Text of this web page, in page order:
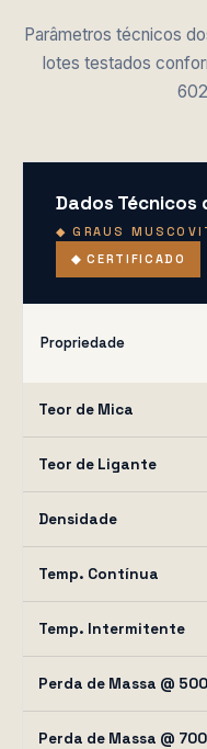
Parâmetros técnicos
lotes testados
Dados Técnicos
◆ GRAUS
◆ CERTIFICADO
Propriedade
Teor de Mica
Teor de Ligante
Densidade
Temp. Contínua
Temp. Intermitente
Perda de Massa @ 500
Perda de Massa @ 700